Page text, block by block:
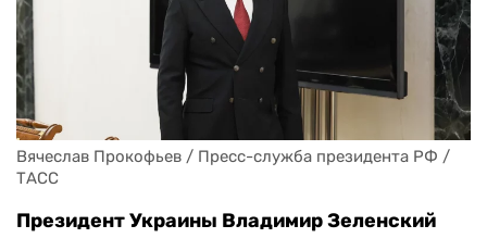
Вячеслав Прокофьев / Пресс-служба президента РФ /
ТАСС
Президент Украины Владимир Зеленский